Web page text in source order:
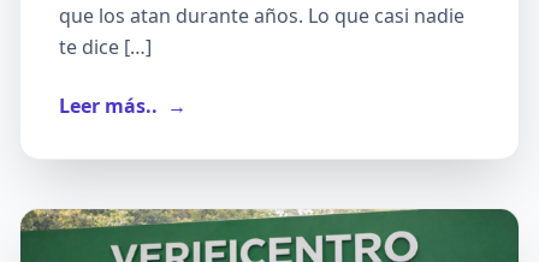
que los atan durante años. Lo que casi nadie
te dice […]
Leer más.. →